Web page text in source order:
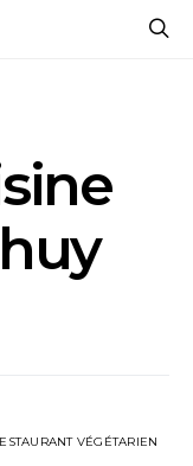
VÉGÉTARIEN